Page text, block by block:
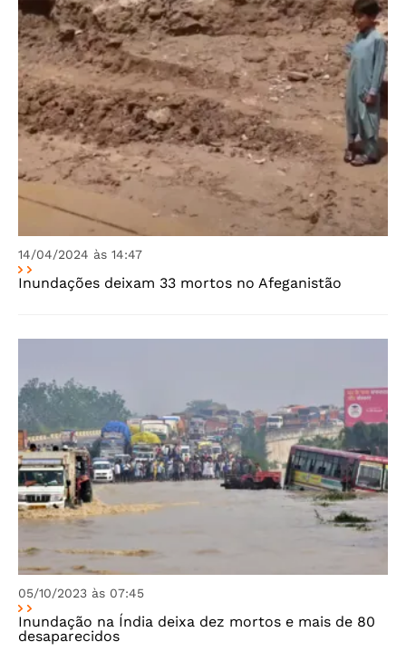
14/04/2024 às 14:47
Inundações deixam 33 mortos no Afeganistão
05/10/2023 às 07:45
Inundação na Índia deixa dez mortos e mais de 80
desaparecidos